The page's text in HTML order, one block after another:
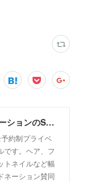
ヘア＆エステ ／ヘアドネーションのSatisfeal
約制プライベ
です。ヘア、フ
トネイルなど幅
ネーション賛同